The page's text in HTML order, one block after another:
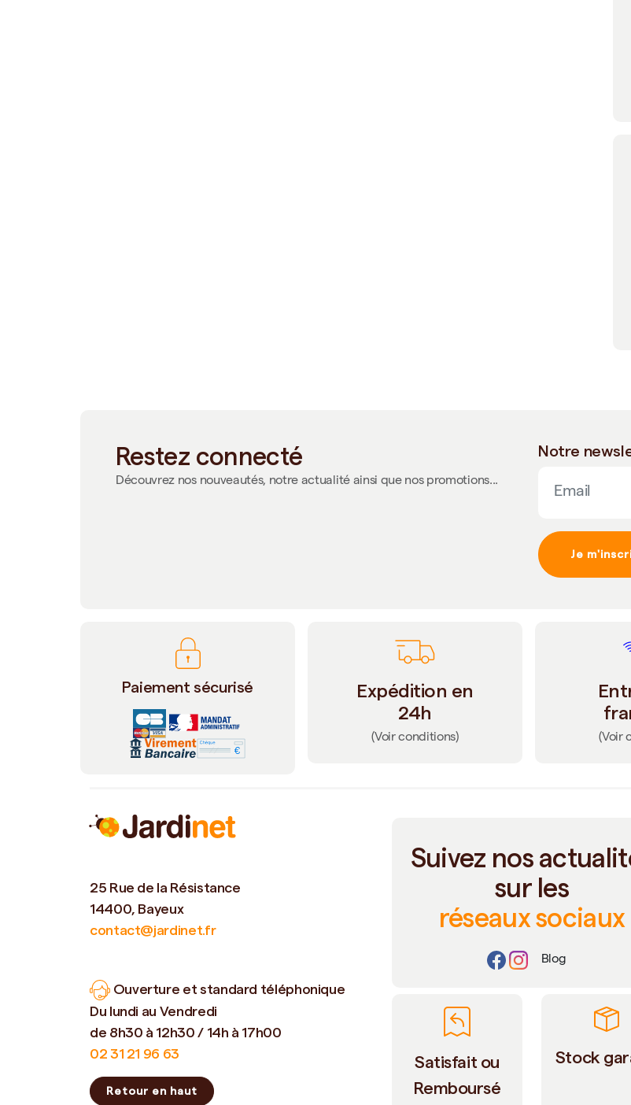
Restez connecté
Découvrez nos nouveautés, notre actualité ainsi que nos promotions...
Notre
Je
Paiement sécurisé
Expédition en
24h
(Voir conditions) (Voir
25 Rue de la Résistance
14400, Bayeux
contact@jardinet.fr
Ouverture et standard téléphonique
Du lundi au Vendredi
de 8h30 à 12h30 / 14h à 17h00
02 31 21 96 63
Retour en haut
Suivez nos
sur les
réseaux sociaux
Blog
Satisfait ou
Remboursé
Stock